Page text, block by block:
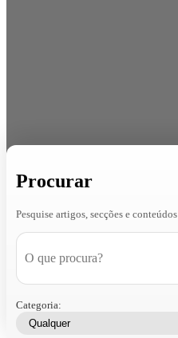
Procurar
Pesquise artigos, secções e conteúdos
Categoria: